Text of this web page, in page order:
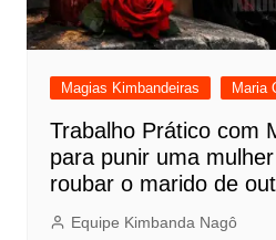
Magias Kimbandeiras Maria
Trabalho Prático com
para punir uma
roubar o marido de
Equipe Kimbanda Nagô